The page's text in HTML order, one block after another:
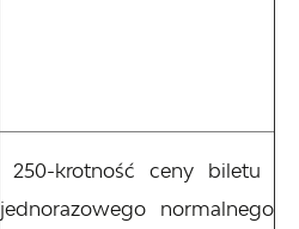
250-krotność ceny biletu
jednorazowego normalnego